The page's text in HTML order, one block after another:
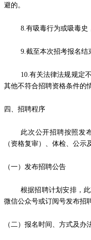
避的。
8.有吸毒行为或吸毒史
9.截至本次招考报名结
10.有关法律法规规定
其他不符合招聘资格条件的
四、招聘程序
此次公开招聘按照发
（资格复审）、体检、公示
（一）发布招聘公告
根据招聘计划安排，
微信公众号或订阅号发布招
（二）报名时间、方式及办